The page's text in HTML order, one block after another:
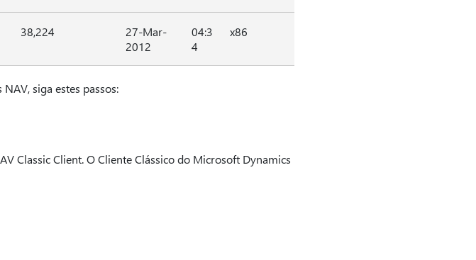
38,224
27-Mar-
2012
04:3
4
x86
siga estes passos:
Classic Client. O Cliente Clássico do Microsoft Dynamics